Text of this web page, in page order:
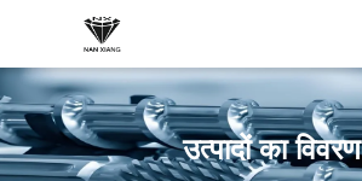
उत्पादों का विवरण